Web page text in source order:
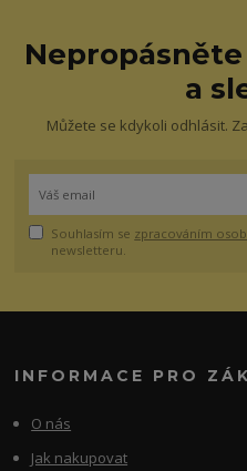
a
Můžete se kdykoli odhlásit.
Souhlasím se zpracováním
newsletteru.
INFORMACE PRO
O nás
Jak nakupovat